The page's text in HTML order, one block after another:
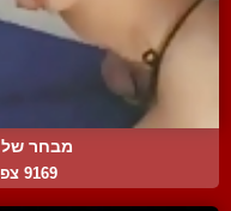
מבחר של 10 אורגזמות קולנ...
9169 צפיות